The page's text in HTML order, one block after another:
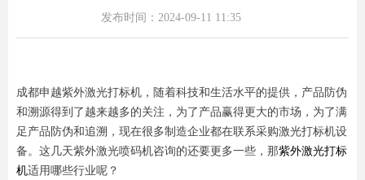
成都申越紫外激光打标机，随着科技和生活水平的提供，产品防伪
和溯源得到了越来越多的关注，为了产品赢得更大的市场，为了满
足产品防伪和追溯，现在很多制造企业都在联系采购激光打标机设
备。这几天紫外激光喷码机咨询的还要更多一些，那紫外激光打标
机适用哪些行业呢？
发布时间： 2024-09-11 11:35